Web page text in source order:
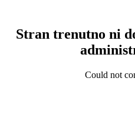
Stran trenutno ni
Could not